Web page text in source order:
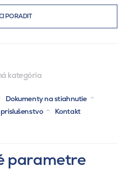
PORADIT
kategória
Dokumenty na stiahnutie
Kontakt
parametre